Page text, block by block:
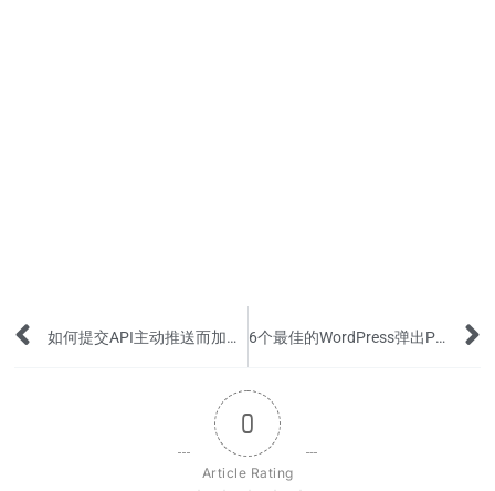
Prev 如何提交API主动推送而加快百度普通收录？ 6个最佳的WordPress弹出Popup插件
0
Article Rating